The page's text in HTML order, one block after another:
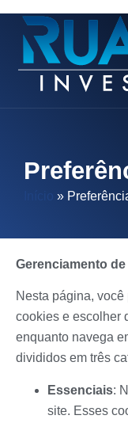
»
Gerenciamento
Nesta página,
cookies e escolher
enquanto navega
divididos em três
Essenciais:
site. Esses